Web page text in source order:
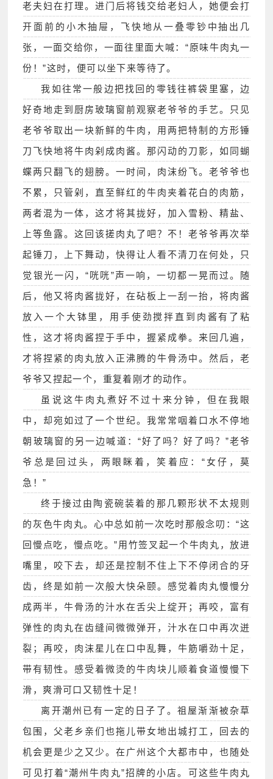
老夫妇在打理。进门后将钱交给老妇人，她便会打
开面前的小木抽屉，飞快地从一叠零钞中抽出几
张，一面交给你，一面往里面大喊：“原味牛肉丸一
份！”这时，便可以坐下来等待了。
我如往常一般边把找回的零钱往裤袋里塞，边
好奇地走到厨房玻璃窗前观察老爷爷的手艺。只见
老爷爷取出一块新鲜的牛肉，用两把特制的方形锤
刀飞快地将牛肉剁成肉酱。那闪动的刀影，如同蝴
蝶两只翻飞的翅膀。一时间，肉沫纷飞。老爷爷也
不累，只管剁，直至鲜红的牛肉夹着花白的肉筋，
两者混为一体，这才将其拢好，加入雪粉、精盐、
上等鱼露。这回该搓肉丸了吧？不！老爷爷再次举
起锤刀，上下舞动，快得让人看不清刀在何处，只
觉银光一闪，“咣咣”声一响，一切都一晃而过。随
后，他又将肉酱拢好，在砧板上一刮一抬，将肉酱
放入一个大钵里，用手使劲搅拌直到肉酱有了粘
性，这才将肉酱捏于手中，握紧成拳。来回几遍，
才将捏紧的肉丸放入正沸腾的牛骨汤中。然后，老
爷爷又捏起一个，重复着刚才的动作。
虽说这牛肉丸煮好不过十来分钟，但在我眼
中，却宛如过了一个世纪。我常常咽着口水不停地
朝玻璃窗的另一边喊道：“好了吗？好了吗？”老爷
爷总是回过头，两眼眯着，笑着应：“女仔，莫
急！”
终于接过由陶瓷碗装着的那几颗形状不太规则
的灰色牛肉丸。心中总如前一次吃时那般念叨：“这
回慢点吃，慢点吃。”用竹签叉起一个牛肉丸，放进
嘴里，咬下去，却还是控制不住上下不停闭合的牙
齿，终是如前一次般大快朵颐。感觉着肉丸慢慢分
成两半，牛骨汤的汁水在舌尖上绽开；再咬，富有
弹性的肉丸在齿缝间微微弹开，汁水在口中再次迸
裂；再咬，肉沫星儿在口中乱舞，牛筋嚼劲十足，
带有韧性。感受着微烫的牛肉块儿顺着食道慢慢下
滑，爽滑可口又韧性十足！
离开潮州已有一定的日子了。祖屋渐渐被杂草
包围，父老乡亲们也拖儿带女地出城打工，回去的
机会更是少之又少。在广州这个大都市中，也随处
可见打着“潮州牛肉丸”招牌的小店。可这些牛肉丸